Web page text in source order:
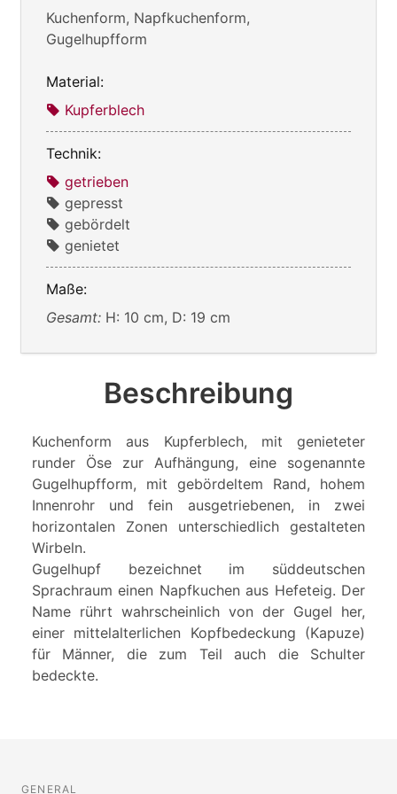
Kuchenform, Napfkuchenform,
Gugelhupfform
Material:
Kupferblech
Technik:
getrieben
gepresst
gebördelt
genietet
Maße:
Gesamt: H: 10 cm, D: 19 cm
Beschreibung
Kuchenform aus Kupferblech, mit genieteter
runder Öse zur Aufhängung, eine sogenannte
Gugelhupfform, mit gebördeltem Rand, hohem
Innenrohr und fein ausgetriebenen, in zwei
horizontalen Zonen unterschiedlich gestalteten
Wirbeln.
Gugelhupf bezeichnet im süddeutschen
Sprachraum einen Napfkuchen aus Hefeteig. Der
Name rührt wahrscheinlich von der Gugel her,
einer mittelalterlichen Kopfbedeckung (Kapuze)
für Männer, die zum Teil auch die Schulter
bedeckte.
GENERAL